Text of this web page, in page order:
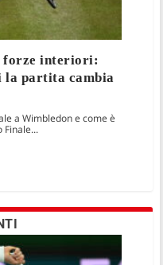
forze interiori:
la partita cambia
a Wimbledon e come è
Finale...